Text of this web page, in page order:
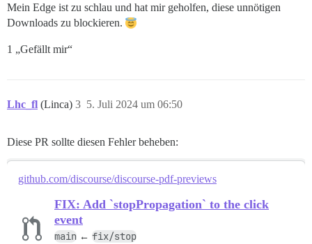
Mein Edge ist zu schlau und hat mir geholfen, diese unnötigen
Downloads zu blockieren.
1 „Gefällt mir“
Lhc_fl (Linca) 5. Juli 2024 um 06:50
3
Diese PR sollte diesen Fehler beheben:
github.com/discourse/discourse-pdf-previews
FIX: Add `stopPropagation` to the click
event
main ← fix/stop